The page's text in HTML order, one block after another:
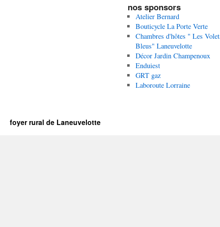
nos sponsors
Atelier Bernard
Bouticycle La Porte Verte
Chambres d'hôtes " Les
Bleus" Laneuvelotte
Décor Jardin Champenoux
Enduiest
GRT gaz
Laboroute Lorraine
foyer rural de Laneuvelotte